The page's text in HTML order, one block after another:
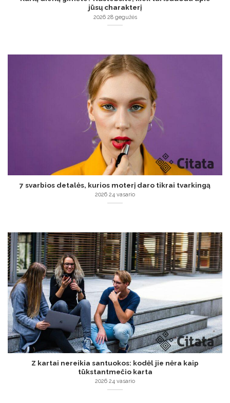
jūsų charakterį
2026 28 gegužės
7 svarbios detalės, kurios moterį daro tikrai tvarkingą
2026 24 vasario
Z kartai nereikia santuokos: kodėl jie nėra kaip
tūkstantmečio karta
2026 24 vasario